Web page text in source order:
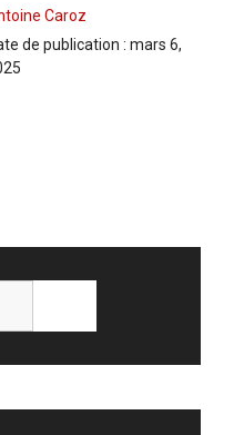
Caroz
de publication : mars 6,